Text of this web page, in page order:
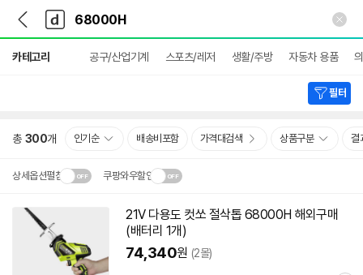
다
나
와
가
기
다
와
메
인
카테고리 공구/산업기계 스포츠/레저 생활/주방 자동차 용품
필터
총 300개 인기순 배송비포함 가격대검색 상품구분 결
상세옵션펼침 쿠팡와우할인
설치 환경·지역에 따라
배송·설치비가 달라집니다.닫
기
21V 다용도 컷쏘 절삭톱 68000H 해외구매
(배터리 1개)
74,340원 (2몰)